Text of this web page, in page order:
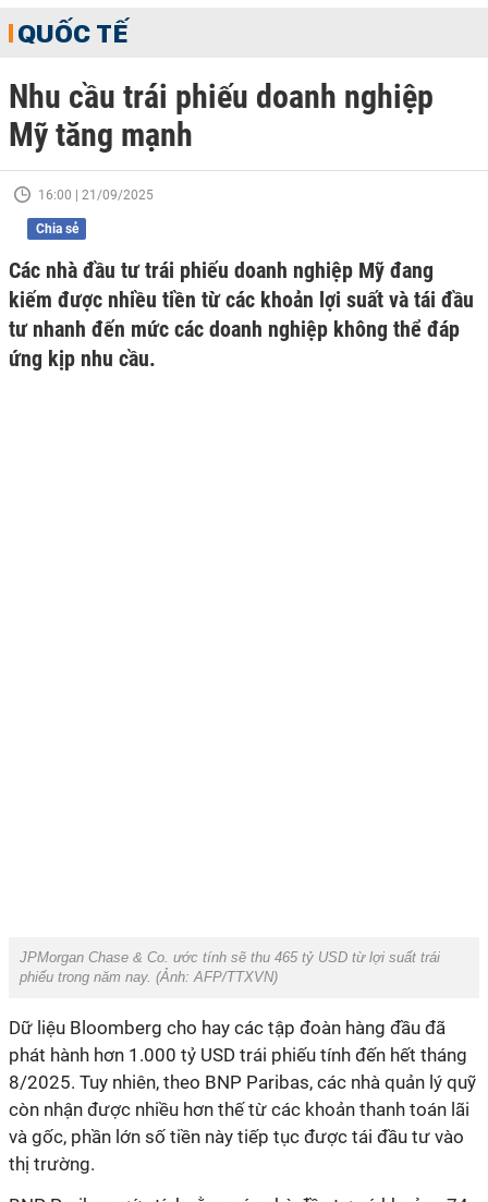
QUỐC TẾ
Nhu cầu trái phiếu doanh nghiệp
Mỹ tăng mạnh
16:00 | 21/09/2025
Chia sẻ
Các nhà đầu tư trái phiếu doanh nghiệp Mỹ đang
kiếm được nhiều tiền từ các khoản lợi suất và tái đầu
tư nhanh đến mức các doanh nghiệp không thể đáp
ứng kịp nhu cầu.
JPMorgan Chase & Co. ước tính sẽ thu 465 tỷ USD từ lợi suất trái
phiếu trong năm nay. (Ảnh: AFP/TTXVN)
Dữ liệu Bloomberg cho hay các tập đoàn hàng đầu đã
phát hành hơn 1.000 tỷ USD trái phiếu tính đến hết tháng
8/2025. Tuy nhiên, theo BNP Paribas, các nhà quản lý quỹ
còn nhận được nhiều hơn thế từ các khoản thanh toán lãi
và gốc, phần lớn số tiền này tiếp tục được tái đầu tư vào
thị trường.